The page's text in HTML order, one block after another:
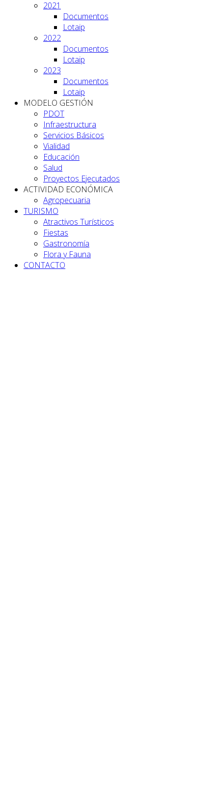
2021
Documentos
Lotaip
2022
Documentos
Lotaip
2023
Documentos
Lotaip
MODELO GESTIÓN
PDOT
Infraestructura
Servicios Básicos
Vialidad
Educación
Salud
Proyectos Ejecutados
ACTIVIDAD ECONÓMICA
Agropecuaria
TURISMO
Atractivos Turísticos
Fiestas
Gastronomía
Flora y Fauna
CONTACTO